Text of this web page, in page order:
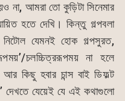
না, আমরা তো কুড়িটা সিনেমার
হতে দেখি। কিন্তু গল্পবলা
নিটোল যেমনই হোক গল্পসুরত,
চলচ্চিত্ররূপময় না হলে
আর কিছু হবার চান্স বাই ডিফল্ট
দেখতে যেয়েই যে এই কথাগুলো